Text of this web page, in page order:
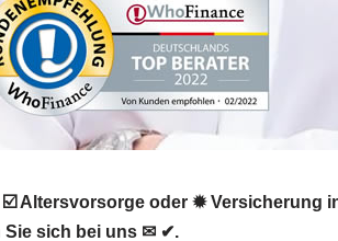
oder ✹ Versicherung
Sie sich bei uns ✉ ✔.